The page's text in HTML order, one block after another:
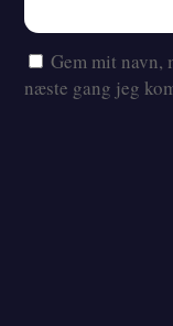
Gem mit navn,
næste gang jeg